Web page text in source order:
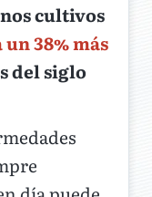
cultivos
un 38% más
del siglo